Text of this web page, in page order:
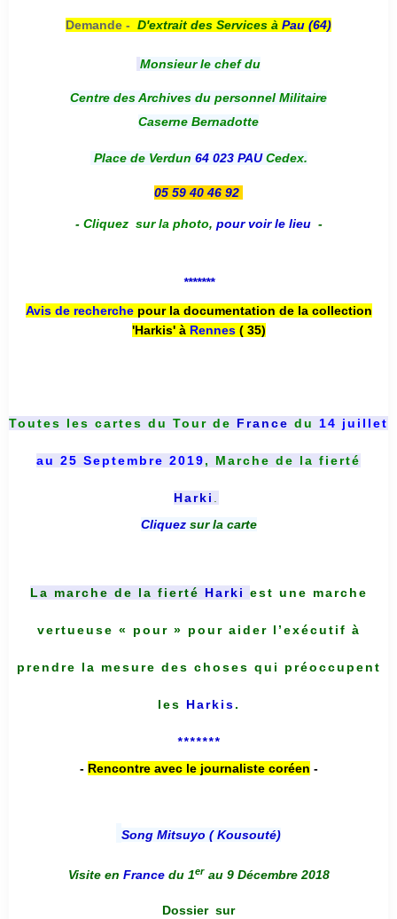
Demande - D'extrait des Services à Pau (64)
Monsieur le chef du
Centre des Archives du personnel Militaire
Caserne Bernadotte
Place de Verdun 64 023 PAUCedex.
05 59 40 46 92
- Cliquez sur la photo, pour voir le lieu -
*******
Avis de recherche pour la documentation de la collection
'Harkis' à Rennes( 35)
Toutes les cartes du Tour de France du 14 juillet
au 25 Septembre 2019, Marche de la fierté
Harki
Cliquez sur la carte
La marche de la fierté Harki est une marche
vertueuse « pour » pour aider l’exécutif à
prendre la mesure des choses qui préoccupent
les Harkis.
*******
- Rencontre avec le journaliste coréen -
Song Mitsuyo ( Kousouté)
Visite en France du 1er au 9 Décembre 2018
Dossier sur